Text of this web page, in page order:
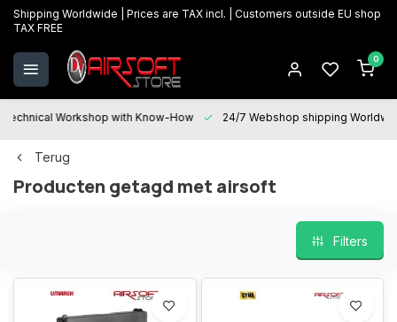
Shipping Worldwide | Prices are TAX incl. | Customers outside EU shop
TAX FREE
0
Technical Workshop with Know-How 24/7 Webshop shipping
Terug
Producten getagd met airsoft
Filters